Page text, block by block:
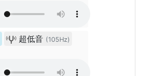
超低音 (105Hz)